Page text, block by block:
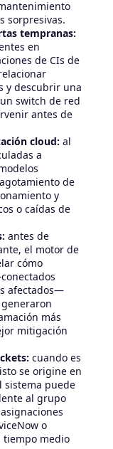
sorpresivas.
tempranas:
en
de CIs de
y descubrir una
switch de red
antes de
cloud: al
a
de
y
o caídas de
antes de
el motor de
cómo
afectados—
más
mitigación
cuando es
se origine en
sistema puede
al grupo
o
tiempo medio